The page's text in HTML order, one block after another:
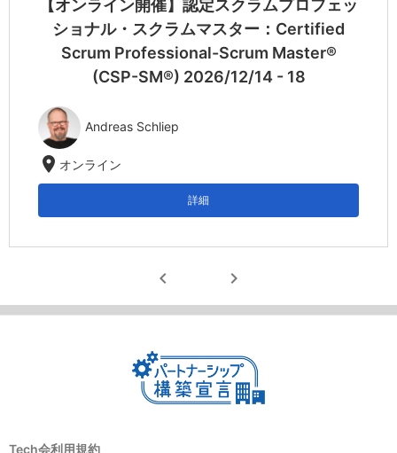
【オンライン開催】認定スクラムプロフェッ
ショナル・スクラムマスター：Certified
Scrum Professional-Scrum Master®
(CSP-SM®) 2026/12/14 - 18
Andreas Schliep
location_on オンライン
詳細
chevron_left chevron_right
Tech会利用規約